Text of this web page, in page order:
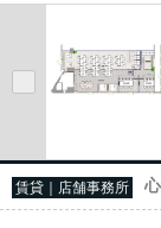
尚、弊社ではおとり広
賃貸｜店舗事務所